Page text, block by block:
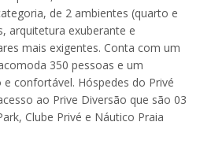
de 2 ambientes (quarto e
arquitetura exuberante e
mais exigentes. Conta com um
350 pessoas e um
confortável. Hóspedes do Privé
ao Prive Diversão que são 03
Clube Privé e Náutico Praia